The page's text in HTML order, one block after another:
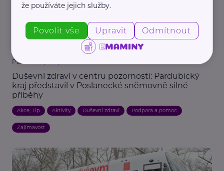
Pardubický kraj
Duševní zdraví v centru pozornosti: Pardubický
kraj představil v Poslanecké sněmovně silné
příběhy
Akce, Tip Aktivity Duševní zdraví Podpora a pomoc
Zajímavost
že používáte jejich služby.
Povolit vše Upravit Odmítnout